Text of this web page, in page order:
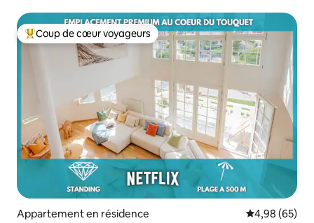
Coups de cœur voyageurs les plus appréciés
Coup de cœur voyageurs
Appartement en résidence Évaluation
4,98 (65)